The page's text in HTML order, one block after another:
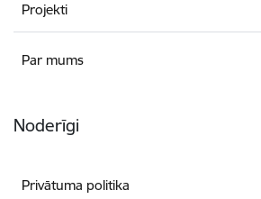
Projekti
Par mums
Noderīgi
Privātuma politika